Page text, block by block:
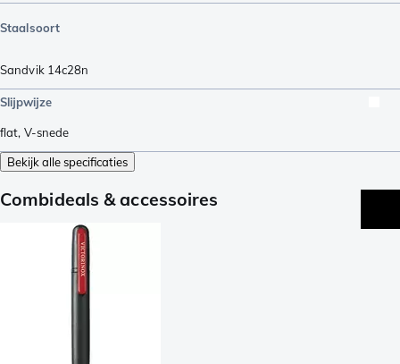
Staalsoort
Sandvik 14c28n
Slijpwijze
flat, V-snede
Bekijk alle specificaties
Combideals & accessoires